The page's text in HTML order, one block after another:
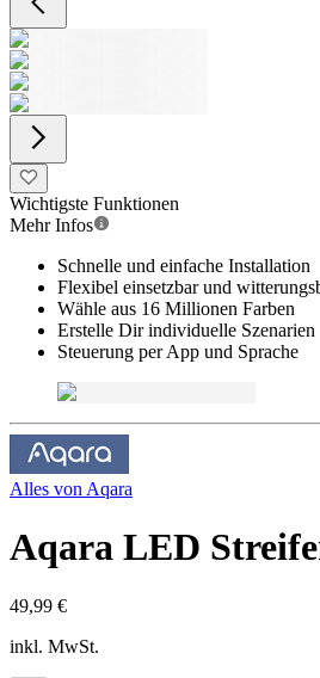
Wichtigste Funktionen
Mehr Infos
Schnelle und einfache Installation
Flexibel einsetzbar und
Wähle aus 16 Millionen Farben
Erstelle Dir individuelle Szenarien
Steuerung per App und Sprache
Alles von Aqara
Aqara LED
49,99 €
inkl. MwSt.